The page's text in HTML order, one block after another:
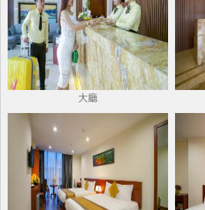
大廳